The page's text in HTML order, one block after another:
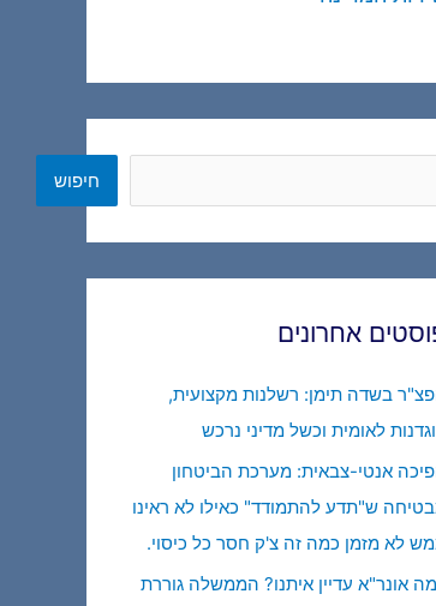
חיפוש
אחרונים
בשדה תימן: רשלנות מקצועית,
לאומית וכשל מדיני נרכש
אנטי-צבאית: מערכת הביטחון
ש"תדע להתמודד" כאילו לא ראינו
לא מזמן כמה זה צ'ק חסר כל כיסוי.
אונר"א עדיין איתנו? הממשלה גוררת